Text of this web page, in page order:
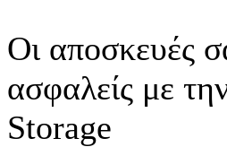
Οι αποσκευές
ασφαλείς με
Storage